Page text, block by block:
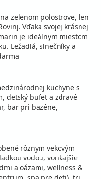
zelenom polostrove, len
Vďaka svojej krásnej
je ideálnym miestom
Ležadlá, slnečníky a
kuchyne s
detský bufet a zdravé
bar pri bazéne,
rôznym vekovým
vodou, vonkajšie
a oázami, wellness &